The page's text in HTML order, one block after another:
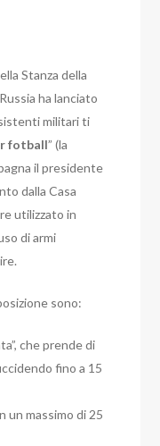
Stanza della
ha lanciato
militari ti
fotball” (la
il presidente
dalla Casa
utilizzato in
di armi
sono:
che prende di
fino a 15
un massimo di 25